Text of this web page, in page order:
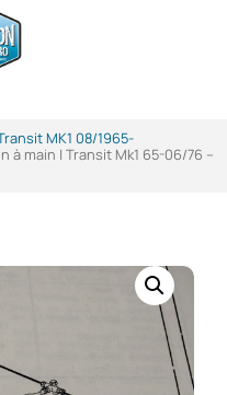
MK1 08/1965-
à main | Transit Mk1 65-06/76 –